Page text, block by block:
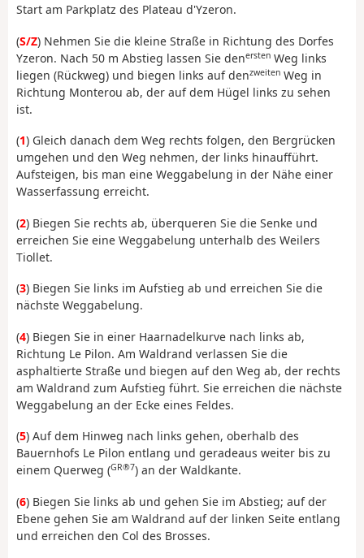
Start am Parkplatz des Plateau d'Yzeron.
(S/Z) Nehmen Sie die kleine Straße in Richtung des Dorfes
Yzeron. Nach 50 m Abstieg lassen Sie denersten Weg links
liegen (Rückweg) und biegen links auf denzweiten Weg in
Richtung Monterou ab, der auf dem Hügel links zu sehen
ist.
(1) Gleich danach dem Weg rechts folgen, den Bergrücken
umgehen und den Weg nehmen, der links hinaufführt.
Aufsteigen, bis man eine Weggabelung in der Nähe einer
Wasserfassung erreicht.
(2) Biegen Sie rechts ab, überqueren Sie die Senke und
erreichen Sie eine Weggabelung unterhalb des Weilers
Tiollet.
(3) Biegen Sie links im Aufstieg ab und erreichen Sie die
nächste Weggabelung.
(4) Biegen Sie in einer Haarnadelkurve nach links ab,
Richtung Le Pilon. Am Waldrand verlassen Sie die
asphaltierte Straße und biegen auf den Weg ab, der rechts
am Waldrand zum Aufstieg führt. Sie erreichen die nächste
Weggabelung an der Ecke eines Feldes.
(5) Auf dem Hinweg nach links gehen, oberhalb des
Bauernhofs Le Pilon entlang und geradeaus weiter bis zu
einem Querweg (GR®7) an der Waldkante.
(6) Biegen Sie links ab und gehen Sie im Abstieg; auf der
Ebene gehen Sie am Waldrand auf der linken Seite entlang
und erreichen den Col des Brosses.